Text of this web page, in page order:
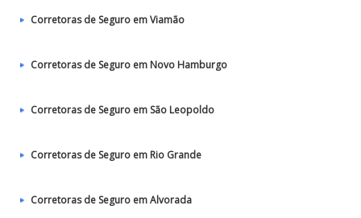
Corretoras de Seguro em Viamão
Corretoras de Seguro em Novo Hamburgo
Corretoras de Seguro em São Leopoldo
Corretoras de Seguro em Rio Grande
Corretoras de Seguro em Alvorada